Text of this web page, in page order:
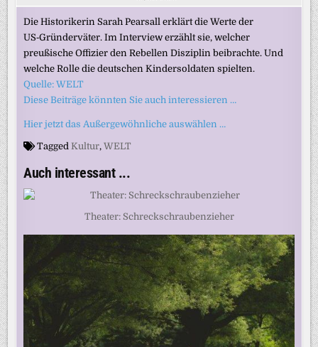
Die Historikerin Sarah Pearsall erklärt die Werte der
US‑Gründerväter. Im Interview erzählt sie, welcher
preußische Offizier den Rebellen Disziplin beibrachte. Und
welche Rolle die deutschen Kindersoldaten spielten.
Quelle: WELT
Diese Beiträge könnten Sie auch interessieren …
Hier jetzt das Außergewöhnliche auswählen …
Tagged Kultur,WELT
Auch interessant ...
Theater: Schreckschraubenzieher